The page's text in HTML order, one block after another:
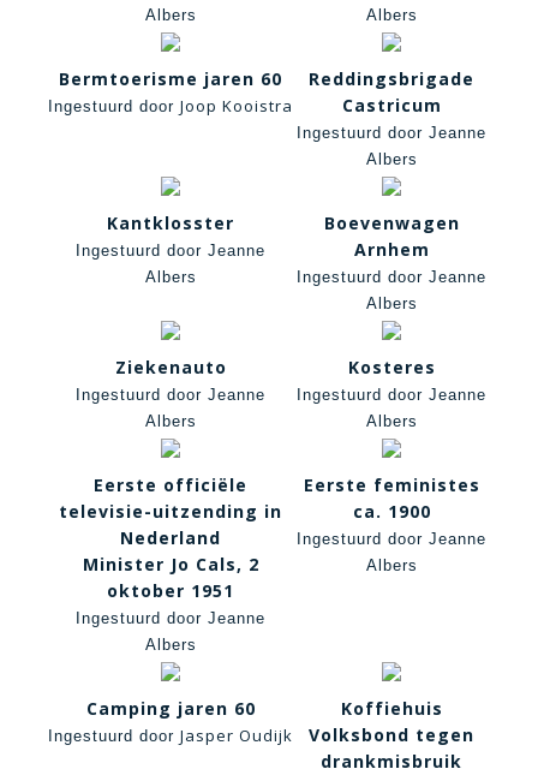
Albers
Albers
Bermtoerisme jaren 60
Ingestuurd door Joop Kooistra
Reddingsbrigade
Castricum
Ingestuurd door Jeanne
Albers
Kantklosster
Ingestuurd door Jeanne
Albers
Boevenwagen
Arnhem
Ingestuurd door Jeanne
Albers
Ziekenauto
Ingestuurd door Jeanne
Albers
Kosteres
Ingestuurd door Jeanne
Albers
Eerste officiële
televisie-uitzending in
Nederland
Minister Jo Cals, 2
oktober 1951
Ingestuurd door Jeanne
Albers
Eerste feministes
ca. 1900
Ingestuurd door Jeanne
Albers
Camping jaren 60
Ingestuurd door Jasper Oudijk
Koffiehuis
Volksbond tegen
drankmisbruik